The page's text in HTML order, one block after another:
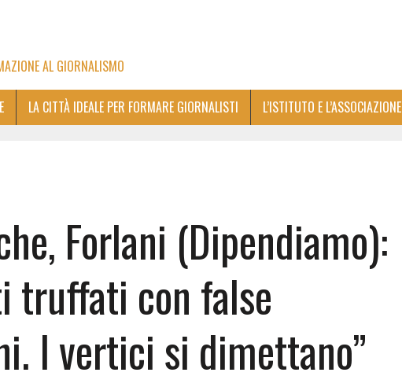
AL GIORNALISMO
LA CITTÀ IDEALE PER FORMARE GIORNALISTI L’ISTITUTO E L’ASSOCIAZIONE
Forlani (Dipendiamo):
truffati con false
I vertici si dimettano”